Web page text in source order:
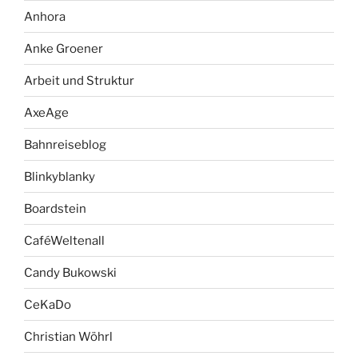
Anhora
Anke Groener
Arbeit und Struktur
AxeAge
Bahnreiseblog
Blinkyblanky
Boardstein
CaféWeltenall
Candy Bukowski
CeKaDo
Christian Wöhrl